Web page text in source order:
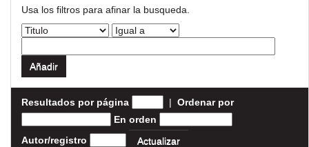
Usa los filtros para afinar la busqueda.
Resultados por página | Ordenar por
En orden
Autor/registro